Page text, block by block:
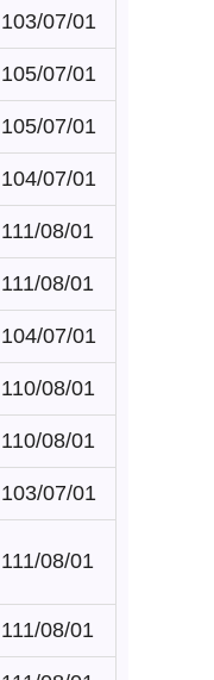
103/07/01
105/07/01
105/07/01
104/07/01
111/08/01
111/08/01
104/07/01
110/08/01
110/08/01
103/07/01
111/08/01
111/08/01